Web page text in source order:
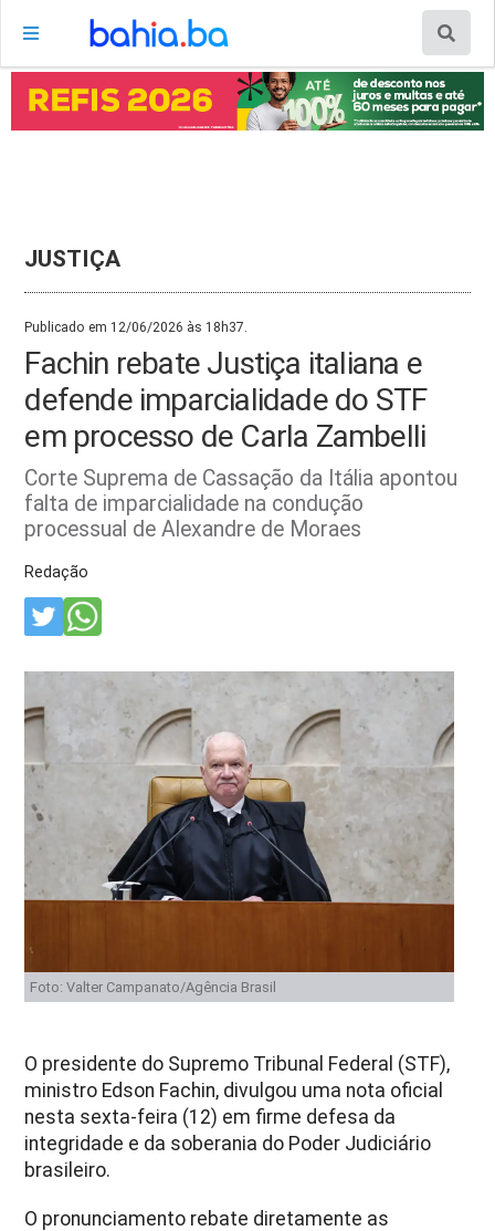
JUSTIÇA
Publicado em 12/06/2026 às 18h37.
Fachin rebate Justiça italiana e
defende imparcialidade do STF
em processo de Carla Zambelli
Corte Suprema de Cassação da Itália apontou
falta de imparcialidade na condução
processual de Alexandre de Moraes
Redação
Foto: Valter Campanato/Agência Brasil
O presidente do Supremo Tribunal Federal (STF),
ministro Edson Fachin, divulgou uma nota oficial
nesta sexta-feira (12) em firme defesa da
integridade e da soberania do Poder Judiciário
brasileiro.
O pronunciamento rebate diretamente as